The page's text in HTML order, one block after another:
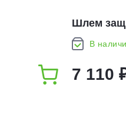
Шлем
Vibe
В
7 110